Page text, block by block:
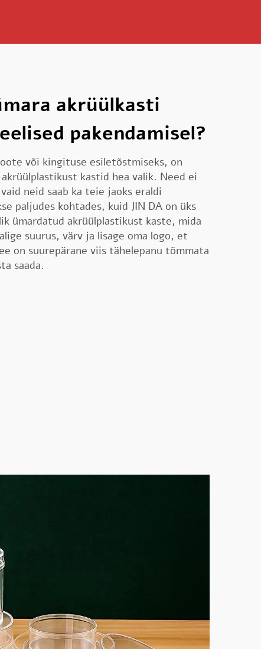
akrüülkasti
pakendamisel?
või kingituse esiletõstmiseks, on
kastid hea valik. Need ei
neid saab ka teie jaoks eraldi
paljudes kohtades, kuid JIN DA on üks
ümardatud akrüülplastikust kaste, mida
suurus, värv ja lisage oma logo, et
on suurepärane viis tähelepanu tõmmata
saada.